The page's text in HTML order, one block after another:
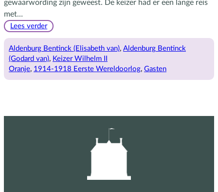
gewaarwording zijn geweest. De keizer had er een lange reis
met…
Lees verder:
aankomst
van
de
Aldenburg Bentinck (Elisabeth van), Aldenburg Bentinck
(Godard van), Keizer Wilhelm II
Oranje, 1914-1918 Eerste Wereldoorlog, Gasten